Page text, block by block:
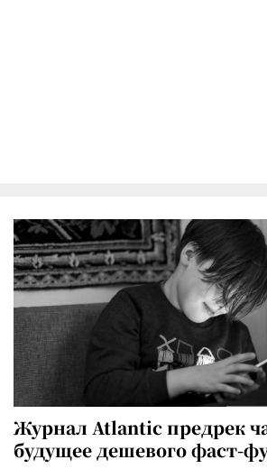
Журнал Atlantic предрек
будущее дешевого фаст-